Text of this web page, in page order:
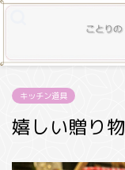
キッチン道具
嬉しい贈り物